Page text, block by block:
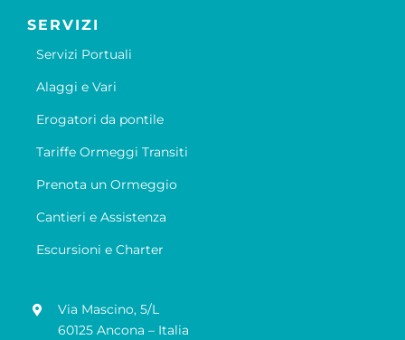
SERVIZI
Servizi Portuali
Alaggi e Vari
Erogatori da pontile
Tariffe Ormeggi Transiti
Prenota un Ormeggio
Cantieri e Assistenza
Escursioni e Charter
Via Mascino, 5/L
60125 Ancona – Italia